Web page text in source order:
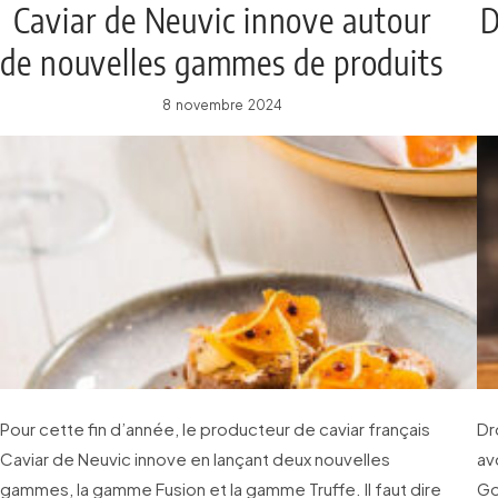
Caviar de Neuvic innove autour
de nouvelles gammes de produits
de la mer et truffe
8 novembre 2024
Pour cette fin d’année, le producteur de caviar français
Caviar de Neuvic innove en lançant deux nouvelles
gammes, la gamme Fusion et la gamme Truffe. Il faut dire